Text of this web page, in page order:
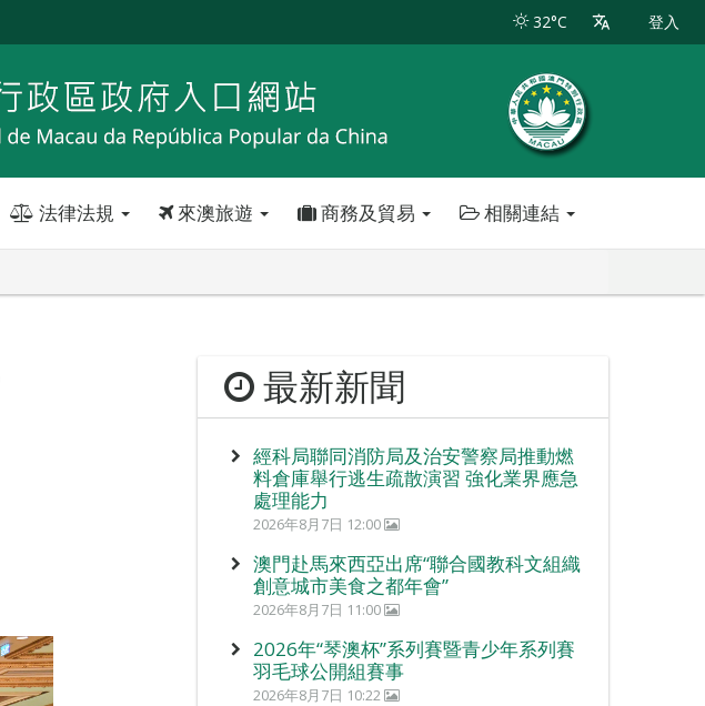
32°C 登入
法律法規 來澳旅遊 商務及貿易 相關連結
最新新聞
經科局聯同消防局及治安警察局推動燃
料倉庫舉行逃生疏散演習 強化業界應急
處理能力
2026年8月7日 12:00
澳門赴馬來西亞出席“聯合國教科文組織
創意城市美食之都年會”
2026年8月7日 11:00
2026年“琴澳杯”系列賽暨青少年系列賽
羽毛球公開組賽事
2026年8月7日 10:22